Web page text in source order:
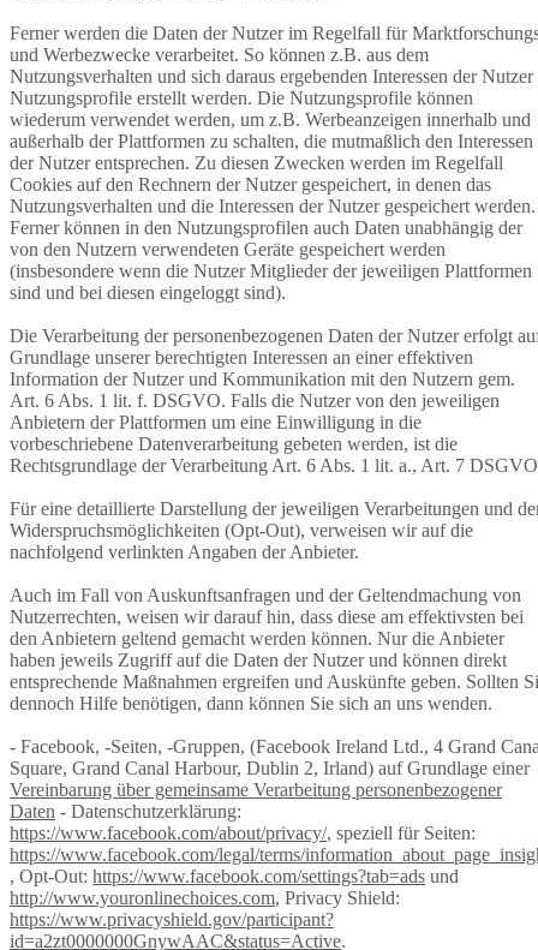
Ferner werden die Daten der Nutzer im Regelfall für
und Werbezwecke verarbeitet. So können z.B. aus dem
Nutzungsverhalten und sich daraus ergebenden Interessen der Nutzer
Nutzungsprofile erstellt werden. Die Nutzungsprofile können
wiederum verwendet werden, um z.B. Werbeanzeigen innerhalb und
außerhalb der Plattformen zu schalten, die mutmaßlich den Interessen
der Nutzer entsprechen. Zu diesen Zwecken werden im Regelfall
Cookies auf den Rechnern der Nutzer gespeichert, in denen das
Nutzungsverhalten und die Interessen der Nutzer gespeichert werden.
Ferner können in den Nutzungsprofilen auch Daten unabhängig der
von den Nutzern verwendeten Geräte gespeichert werden
(insbesondere wenn die Nutzer Mitglieder der jeweiligen Plattformen
sind und bei diesen eingeloggt sind).
Die Verarbeitung der personenbezogenen Daten der Nutzer erfolgt
Grundlage unserer berechtigten Interessen an einer effektiven
Information der Nutzer und Kommunikation mit den Nutzern gem.
Art. 6 Abs. 1 lit. f. DSGVO. Falls die Nutzer von den jeweiligen
Anbietern der Plattformen um eine Einwilligung in die
vorbeschriebene Datenverarbeitung gebeten werden, ist die
Rechtsgrundlage der Verarbeitung Art. 6 Abs. 1 lit. a., Art. 7
Für eine detaillierte Darstellung der jeweiligen Verarbeitungen und
Widerspruchsmöglichkeiten (Opt-Out), verweisen wir auf die
nachfolgend verlinkten Angaben der Anbieter.
Auch im Fall von Auskunftsanfragen und der Geltendmachung von
Nutzerrechten, weisen wir darauf hin, dass diese am effektivsten bei
den Anbietern geltend gemacht werden können. Nur die Anbieter
haben jeweils Zugriff auf die Daten der Nutzer und können direkt
entsprechende Maßnahmen ergreifen und Auskünfte geben. Sollten
dennoch Hilfe benötigen, dann können Sie sich an uns wenden.
- Facebook, -Seiten, -Gruppen, (Facebook Ireland Ltd., 4 Grand
Square, Grand Canal Harbour, Dublin 2, Irland) auf Grundlage einer
Vereinbarung über gemeinsame Verarbeitung personenbezogener
Daten - Datenschutzerklärung:
https://www.facebook.com/about/privacy/, speziell für Seiten:
https://www.facebook.com/legal/terms/
, Opt-Out: https://www.facebook.com/settings?tab=ads und
http://www.youronlinechoices.com, Privacy Shield:
https://www.privacyshield.gov/participant?
id=a2zt0000000GnywAAC&status=Active.